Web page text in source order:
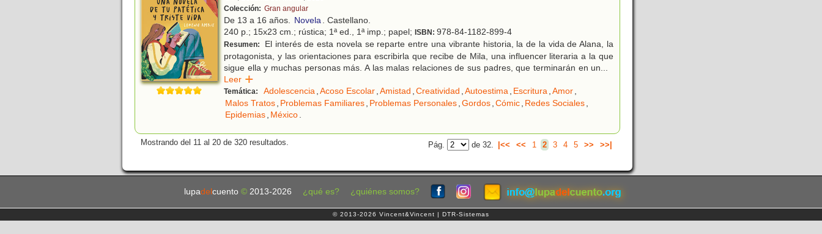
Colección: Gran angular
De 13 a 16 años. Novela. Castellano.
240 p.; 15x23 cm.; rústica; 1ª ed., 1ª imp.; papel; ISBN: 978-84-1182-899-4
Resumen:
El interés de esta novela se reparte entre una vibrante historia, la de la vida de Alana, la
protagonista, y las orientaciones para escribirla que recibe de Mila, una influencer literaria a la que
sigue ella y muchas personas más. A las malas relaciones de sus padres, que terminarán en un...
Leer
Temática: Adolescencia,Acoso Escolar,Amistad ,Creatividad ,Autoestima, Escritura,Amor,
Malos Tratos, Problemas Familiares, Problemas Personales,Gordos,Cómic, Redes Sociales,
Epidemias, México.
Mostrando del 11 al 20 de 320 resultados. Pág. de 32. |<< << 1 2 3 4 5 >> >>|
lupadel cuento © 2013-2026 ¿qué es? ¿quiénes somos?
© 2013-2026 Vincent&Vincent | DTR-Sistemas